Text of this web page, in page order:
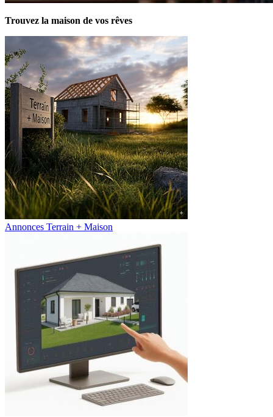
Trouvez la maison de vos rêves
Annonces Terrain + Maison